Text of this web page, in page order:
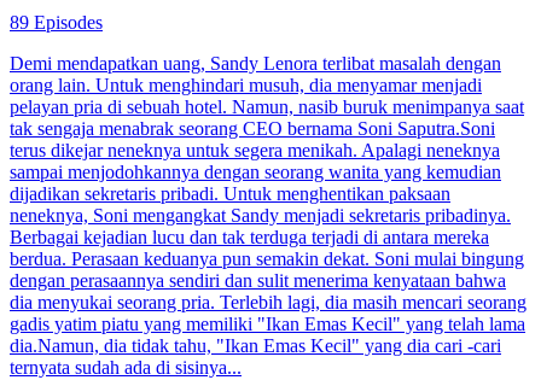
89 Episodes
Demi mendapatkan uang, Sandy Lenora terlibat masalah dengan
orang lain. Untuk menghindari musuh, dia menyamar menjadi
pelayan pria di sebuah hotel. Namun, nasib buruk menimpanya saat
tak sengaja menabrak seorang CEO bernama Soni Saputra.Soni
terus dikejar neneknya untuk segera menikah. Apalagi neneknya
sampai menjodohkannya dengan seorang wanita yang kemudian
dijadikan sekretaris pribadi. Untuk menghentikan paksaan
neneknya, Soni mengangkat Sandy menjadi sekretaris pribadinya.
Berbagai kejadian lucu dan tak terduga terjadi di antara mereka
berdua. Perasaan keduanya pun semakin dekat. Soni mulai bingung
dengan perasaannya sendiri dan sulit menerima kenyataan bahwa
dia menyukai seorang pria. Terlebih lagi, dia masih mencari seorang
gadis yatim piatu yang memiliki "Ikan Emas Kecil" yang telah lama
dia.Namun, dia tidak tahu, "Ikan Emas Kecil" yang dia cari -cari
ternyata sudah ada di sisinya...